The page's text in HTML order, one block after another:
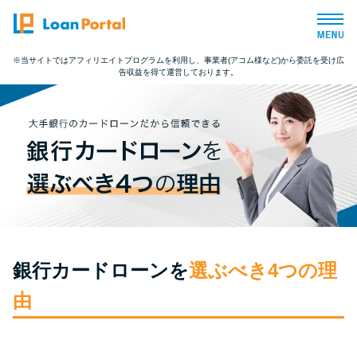
トップページ
おすすめコンテンツ
総合人気ランキング
とにかくすぐ借りたい方向け
バレずに借りたい方向け
審査が不安な方向け
※当サイトではアフィリエイトプログラムを利用し、事業者(アコム様など)から委託を受け広
告収益を得て運営しております。
銀行カードローンを選ぶべき4つの理
由